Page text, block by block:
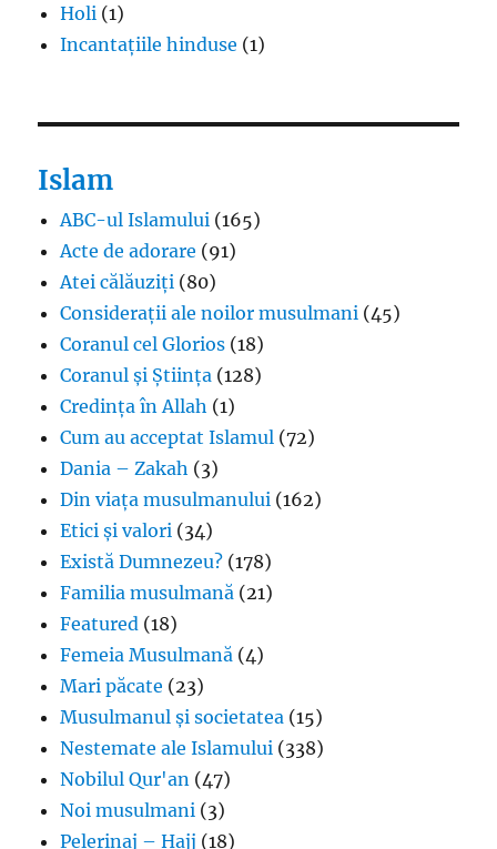
Holi (1)
Incantațiile hinduse (1)
Islam
ABC-ul Islamului (165)
Acte de adorare (91)
Atei călăuziți (80)
Considerații ale noilor musulmani (45)
Coranul cel Glorios (18)
Coranul și Știința (128)
Credința în Allah (1)
Cum au acceptat Islamul (72)
Dania – Zakah (3)
Din viața musulmanului (162)
Etici și valori (34)
Există Dumnezeu? (178)
Familia musulmană (21)
Featured (18)
Femeia Musulmană (4)
Mari păcate (23)
Musulmanul și societatea (15)
Nestemate ale Islamului (338)
Nobilul Qur'an (47)
Noi musulmani (3)
Pelerinaj – Hajj (18)